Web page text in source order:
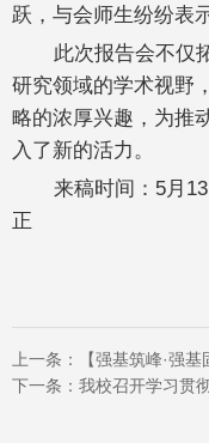
跃，与会师生纷纷表
此次报告会不仅
研究领域的学术视野
略的浓厚兴趣，为推
入了新的活力。
来稿时间：5月
正
上一条：
【强基筑峰·强
下一条： 我校召开学习贯